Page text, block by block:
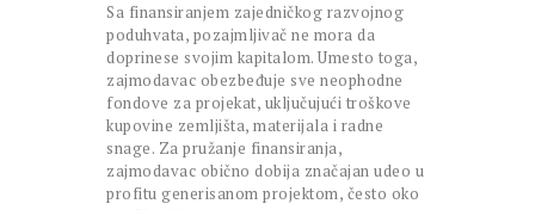
Sa finansiranjem zajedničkog razvojnog
poduhvata, pozajmljivač ne mora da
doprinese svojim kapitalom. Umesto toga,
zajmodavac obezbeđuje sve neophodne
fondove za projekat, uključujući troškove
kupovine zemljišta, materijala i radne
snage. Za pružanje finansiranja,
zajmodavac obično dobija značajan udeo u
profitu generisanom projektom, često oko